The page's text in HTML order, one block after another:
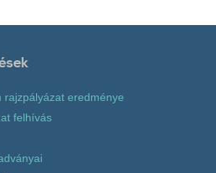
rajzpályázat eredménye
felhívás